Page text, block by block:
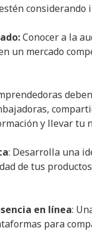
Conocer a la
un mercado
y llevar tu
: Desarrolla una
de tus
en línea:
para